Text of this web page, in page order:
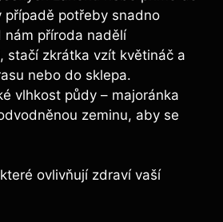
případě potřeby snadno
nám příroda nadělí
stačí zkrátka vzít květináč a
nebo do sklepa.
vlhkost půdy – majoránka
zeminu, aby se
ovlivňují zdraví vaší